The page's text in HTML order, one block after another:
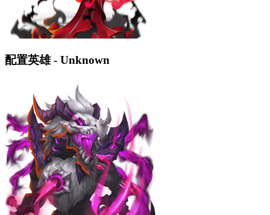
配置英雄 - Unknown